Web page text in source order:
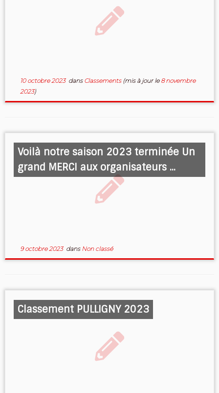
10 octobre 2023dans Classements (mis à jour le 8 novembre
2023)
Voilà notre saison 2023 terminée Un
grand MERCI aux organisateurs ...
9 octobre 2023dans Non classé
Classement PULLIGNY 2023